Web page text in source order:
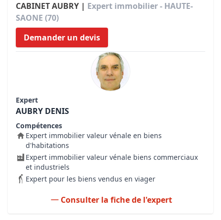
CABINET AUBRY | Expert immobilier - HAUTE-
SAONE (70)
Demander un devis
Expert
AUBRY DENIS
Compétences
Expert immobilier valeur vénale en biens
d'habitations
Expert immobilier valeur vénale biens commerciaux
et industriels
Expert pour les biens vendus en viager
Consulter la fiche de l'expert